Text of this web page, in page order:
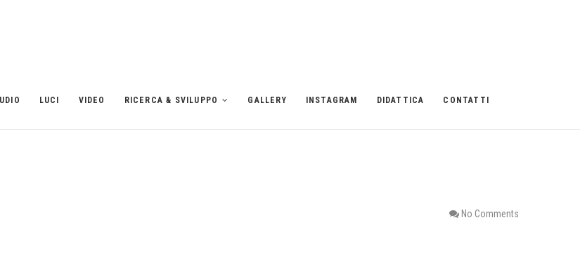
LUCI VIDEO RICERCA & SVILUPPO GALLERY INSTAGRAM DIDATTICA CONTATTI
No Comments